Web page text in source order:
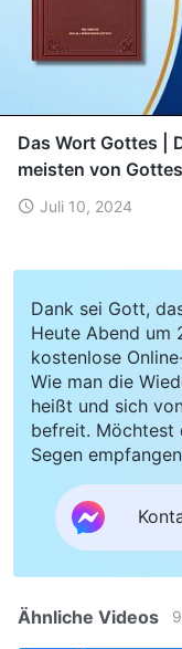
Das Wort Gottes |
meisten von
Juli 10, 2024
Dank sei Gott,
Heute Abend um
kostenlose
Wie man die
heißt und sich
befreit. Möchtest
Segen
Ähnliche Videos